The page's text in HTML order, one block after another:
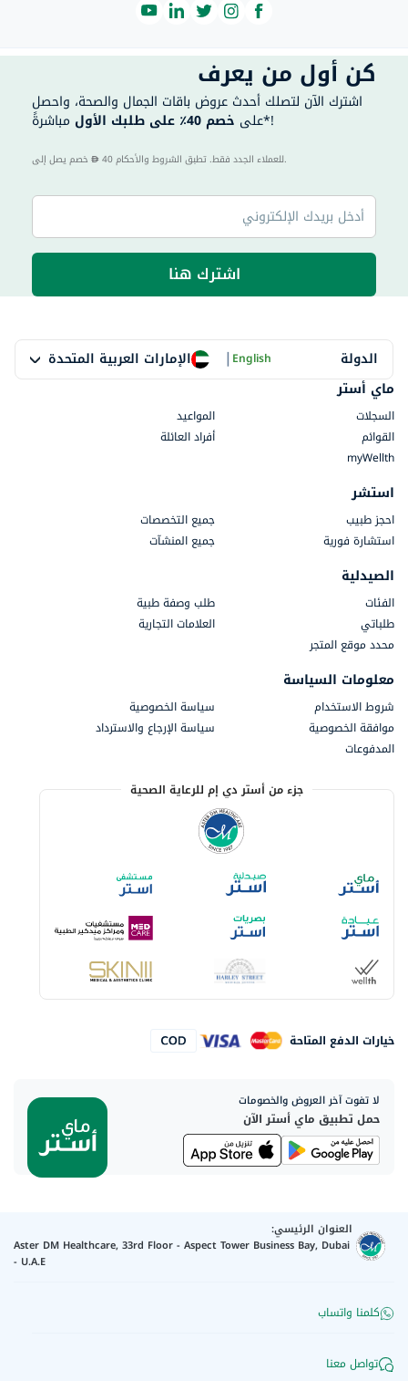
كن أول من يعرف
اشترك الآن لتصلك أحدث عروض باقات الجمال والصحة، واحصل
على خصم 40٪ على طلبك الأول مباشرةً*!
40 للعملاء الجدد فقط. تطبق الشروط والأحكام.
اشترك هنا
الدولة الإمارات العربية المتحدة |English
ماي أستر
السجلات
المواعيد
القوائم
أفراد العائلة
myWellth
استشر
احجز طبيب
جميع التخصصات
استشارة فورية
جميع المنشآت
الصيدلية
الفئات
طلب وصفة طبية
طلباتي
العلامات التجارية
محدد موقع المتجر
معلومات السياسة
شروط الاستخدام
سياسة الخصوصية
موافقة الخصوصية
سياسة الإرجاع والاسترداد
المدفوعات
جزء من أستر دي إم للرعاية الصحية
خيارات الدفع المتاحة
لا تفوت آخر العروض والخصومات
حمل تطبيق ماي أستر الآن
العنوان الرئيسي:
Aster DM Healthcare, 33rd Floor - Aspect Tower Business Bay, Dubai
- U.A.E
كلمنا واتساب
تواصل معنا